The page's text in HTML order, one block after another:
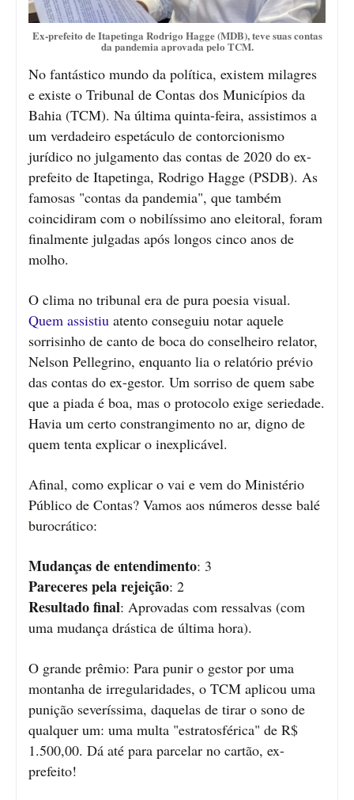
Ex-prefeito de Itapetinga Rodrigo Hagge (MDB), teve suas contas
da pandemia aprovada pelo TCM.
No fantástico mundo da política, existem milagres
e existe o Tribunal de Contas dos Municípios da
Bahia (TCM). Na última quinta-feira, assistimos a
um verdadeiro espetáculo de contorcionismo
jurídico no julgamento das contas de 2020 do ex-
prefeito de Itapetinga, Rodrigo Hagge (PSDB). As
famosas "contas da pandemia", que também
coincidiram com o nobilíssimo ano eleitoral, foram
finalmente julgadas após longos cinco anos de
molho.
O clima no tribunal era de pura poesia visual.
Quem assistiu atento conseguiu notar aquele
sorrisinho de canto de boca do conselheiro relator,
Nelson Pellegrino, enquanto lia o relatório prévio
das contas do ex-gestor. Um sorriso de quem sabe
que a piada é boa, mas o protocolo exige seriedade.
Havia um certo constrangimento no ar, digno de
quem tenta explicar o inexplicável.
Afinal, como explicar o vai e vem do Ministério
Público de Contas? Vamos aos números desse balé
burocrático:
Mudanças de entendimento: 3
Pareceres pela rejeição: 2
Resultado final: Aprovadas com ressalvas (com
uma mudança drástica de última hora).
O grande prêmio: Para punir o gestor por uma
montanha de irregularidades, o TCM aplicou uma
punição severíssima, daquelas de tirar o sono de
qualquer um: uma multa "estratosférica" de R$
1.500,00. Dá até para parcelar no cartão, ex-
prefeito!